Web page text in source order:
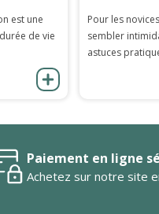
est une
de vie
Pour les
sembler
astuces
Paiement en ligne
Achetez sur notre site